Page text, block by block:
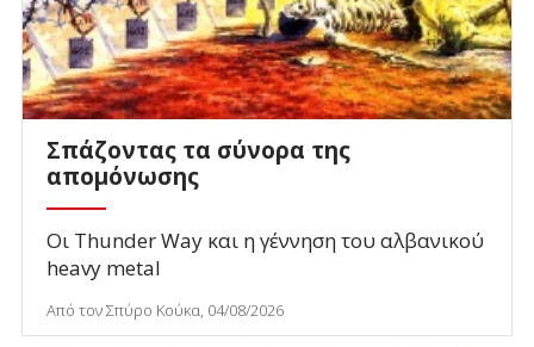
Σπάζοντας τα σύνορα της
απομόνωσης
Οι Thunder Way και η γέννηση του αλβανικού
heavy metal
Από τον Σπύρο Κούκα, 04/08/2026